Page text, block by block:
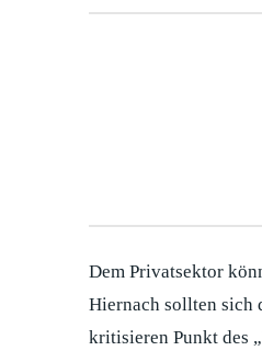
Dem Privatsektor
Hiernach sollten sich
kritisieren Punkt des